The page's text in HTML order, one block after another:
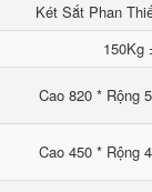
Két Sắt Phan
150Kg
Cao 820 * Rộng
Cao 450 * Rộng